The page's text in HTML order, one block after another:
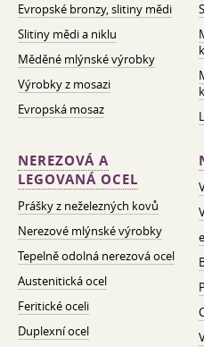
Evropské bronzy, slitiny mědi
Slitiny mědi a niklu
Měděné mlýnské výrobky
Výrobky z mosazi
Evropská mosaz
NEREZOVÁ A
LEGOVANÁ OCEL
Prášky z neželezných kovů
Nerezové mlýnské výrobky
Tepelně odolná nerezová ocel
Austenitická ocel
Feritické oceli
Duplexní ocel